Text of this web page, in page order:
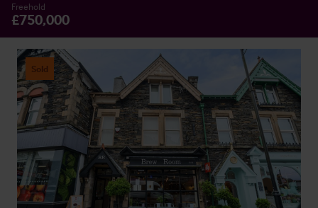
Freehold
£750,000
Sold